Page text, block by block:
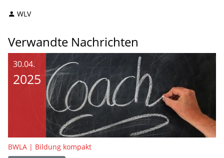
WLV
Verwandte Nachrichten
30.04.
2025
BWLA | Bildung kompakt